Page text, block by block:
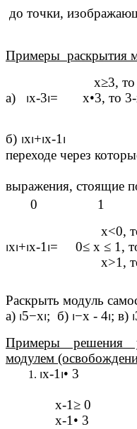
до точки,
Примеры раскрытия
х≥3,
а) ⏐x-3⏐= х•3, то
б) ⏐х⏐+⏐х-1 ⏐
переходе через
выражения, стоящие
0 1
х<0, то -х-
⏐х⏐+⏐х-1 ⏐= 0≤ х ≤ 1,
х>1, то
Раскрыть модуль
а) ⏐5−х⏐; б) ⏐−х - 4⏐; в) ⏐
Примеры решения
модулем
⏐х-1 ⏐• 3
х-1≥ 0
х-1 • 3